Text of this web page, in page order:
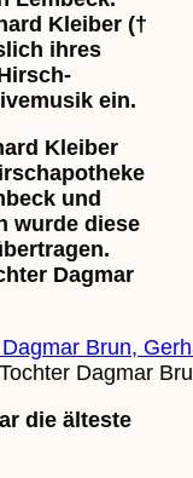
Kleiber (†
ihres
ein.
Kleiber
und
wurde diese
Dagmar
Dagmar
die älteste